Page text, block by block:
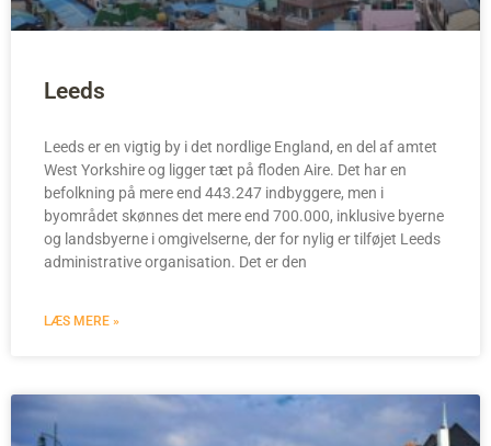
Leeds
Leeds er en vigtig by i det nordlige England, en del af amtet
West Yorkshire og ligger tæt på floden Aire. Det har en
befolkning på mere end 443.247 indbyggere, men i
byområdet skønnes det mere end 700.000, inklusive byerne
og landsbyerne i omgivelserne, der for nylig er tilføjet Leeds
administrative organisation. Det er den
LÆS MERE »